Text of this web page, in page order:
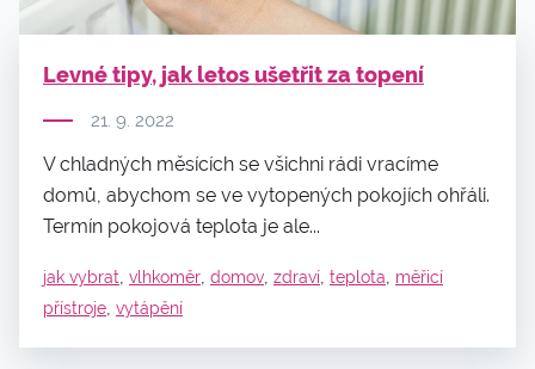
Levné tipy, jak letos ušetřit za topení
21. 9. 2022
V chladných měsících se všichni rádi vracíme
domů, abychom se ve vytopených pokojích ohřáli.
Termín pokojová teplota je ale...
jak vybrat, vlhkoměr, domov, zdraví, teplota, měřicí
přístroje, vytápění